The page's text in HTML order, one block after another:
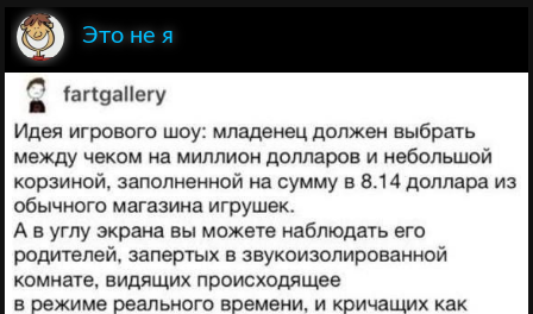
Это не я